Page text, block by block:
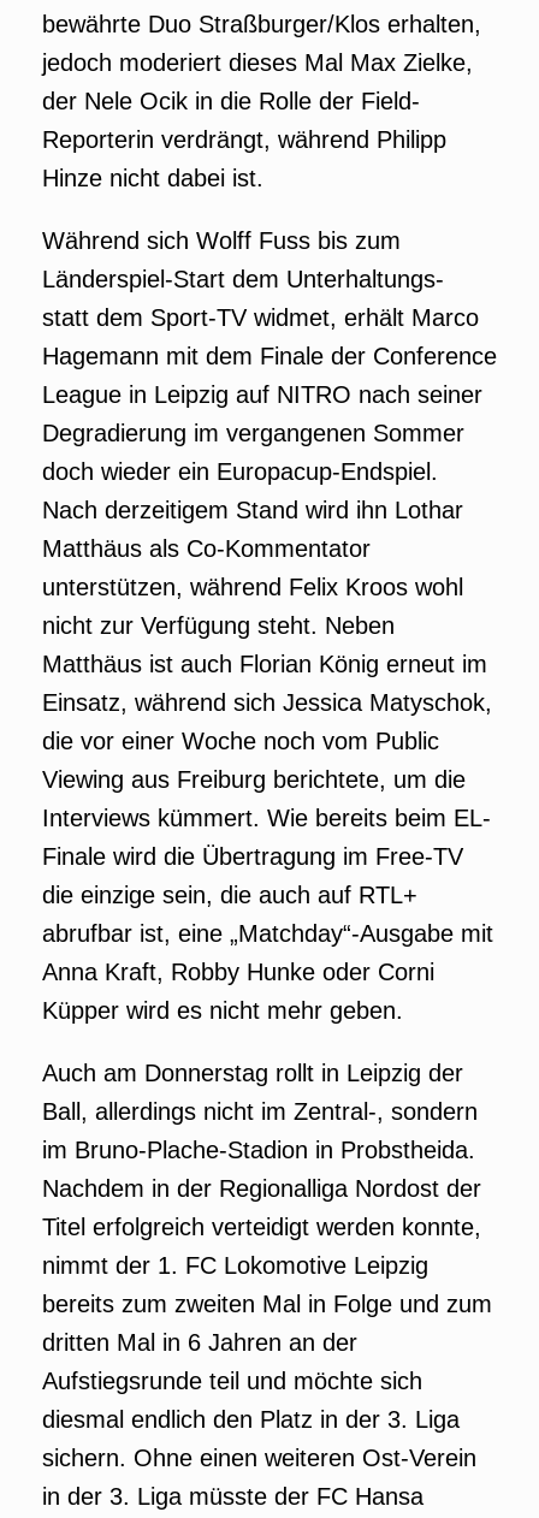
bewährte Duo Straßburger/Klos erhalten,
jedoch moderiert dieses Mal Max Zielke,
der Nele Ocik in die Rolle der Field-
Reporterin verdrängt, während Philipp
Hinze nicht dabei ist.
Während sich Wolff Fuss bis zum
Länderspiel-Start dem Unterhaltungs-
statt dem Sport-TV widmet, erhält Marco
Hagemann mit dem Finale der Conference
League in Leipzig auf NITRO nach seiner
Degradierung im vergangenen Sommer
doch wieder ein Europacup-Endspiel.
Nach derzeitigem Stand wird ihn Lothar
Matthäus als Co-Kommentator
unterstützen, während Felix Kroos wohl
nicht zur Verfügung steht. Neben
Matthäus ist auch Florian König erneut im
Einsatz, während sich Jessica Matyschok,
die vor einer Woche noch vom Public
Viewing aus Freiburg berichtete, um die
Interviews kümmert. Wie bereits beim EL-
Finale wird die Übertragung im Free-TV
die einzige sein, die auch auf RTL+
abrufbar ist, eine „Matchday“-Ausgabe mit
Anna Kraft, Robby Hunke oder Corni
Küpper wird es nicht mehr geben.
Auch am Donnerstag rollt in Leipzig der
Ball, allerdings nicht im Zentral-, sondern
im Bruno-Plache-Stadion in Probstheida.
Nachdem in der Regionalliga Nordost der
Titel erfolgreich verteidigt werden konnte,
nimmt der 1. FC Lokomotive Leipzig
bereits zum zweiten Mal in Folge und zum
dritten Mal in 6 Jahren an der
Aufstiegsrunde teil und möchte sich
diesmal endlich den Platz in der 3. Liga
sichern. Ohne einen weiteren Ost-Verein
in der 3. Liga müsste der FC Hansa